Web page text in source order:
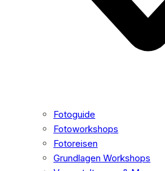
Fotoguide
Fotoworkshops
Fotoreisen
Grundlagen Workshops